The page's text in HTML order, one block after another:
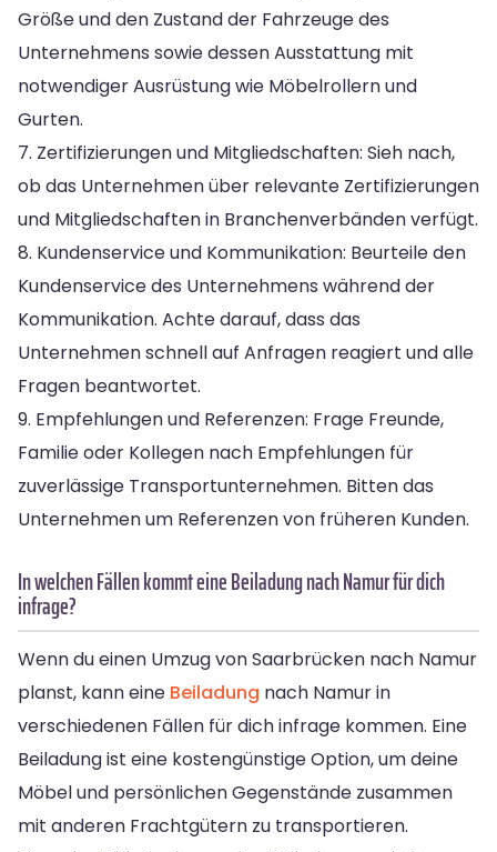
Größe und den Zustand der Fahrzeuge des
Unternehmens sowie dessen Ausstattung mit
notwendiger Ausrüstung wie Möbelrollern und
Gurten.
7. Zertifizierungen und Mitgliedschaften: Sieh nach,
ob das Unternehmen über relevante Zertifizierungen
und Mitgliedschaften in Branchenverbänden verfügt.
8. Kundenservice und Kommunikation: Beurteile den
Kundenservice des Unternehmens während der
Kommunikation. Achte darauf, dass das
Unternehmen schnell auf Anfragen reagiert und alle
Fragen beantwortet.
9. Empfehlungen und Referenzen: Frage Freunde,
Familie oder Kollegen nach Empfehlungen für
zuverlässige Transportunternehmen. Bitten das
Unternehmen um Referenzen von früheren Kunden.
In welchen Fällen kommt eine Beiladung nach Namur für dich
infrage?
Wenn du einen Umzug von Saarbrücken nach Namur
planst, kann eine Beiladung nach Namur in
verschiedenen Fällen für dich infrage kommen. Eine
Beiladung ist eine kostengünstige Option, um deine
Möbel und persönlichen Gegenstände zusammen
mit anderen Frachtgütern zu transportieren.